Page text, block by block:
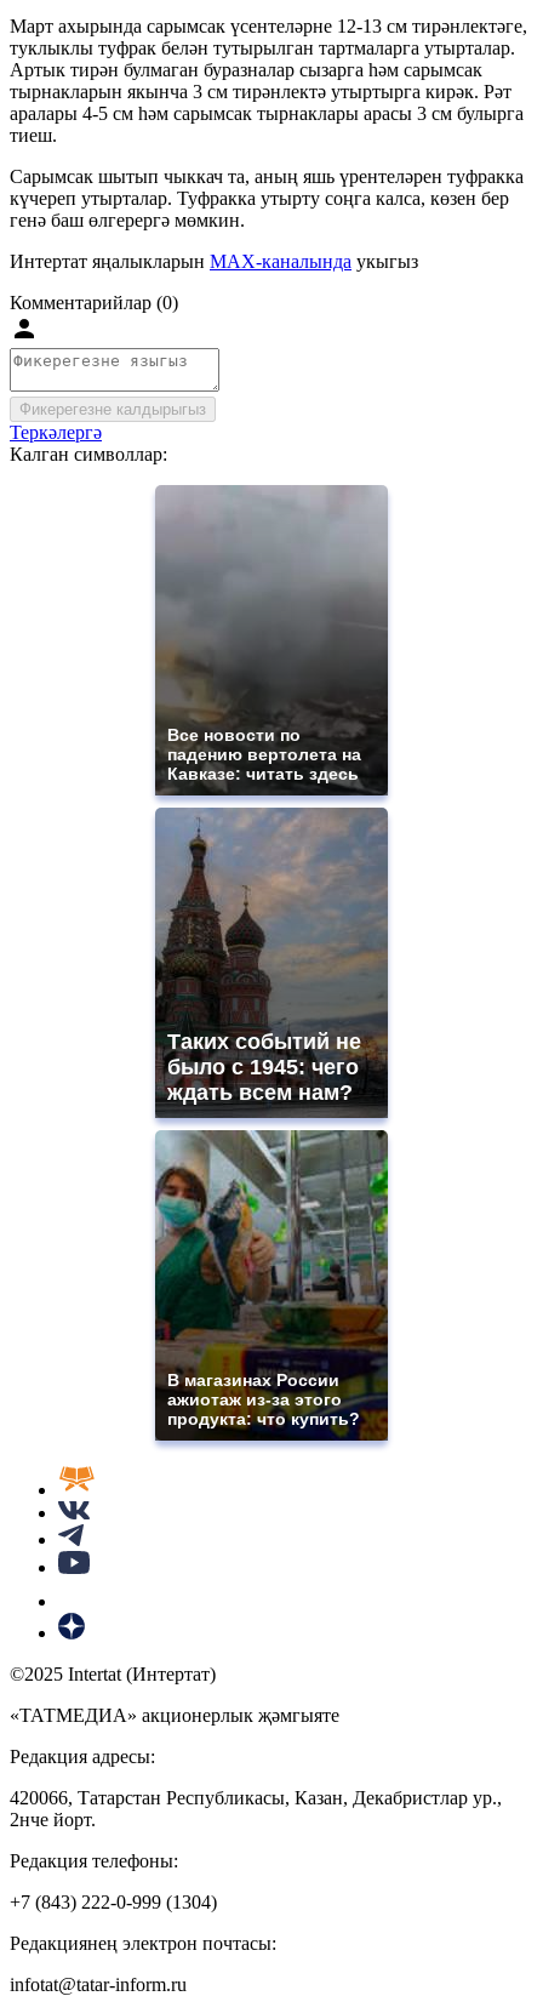
Март ахырында сарымсак үсентеләрне 12-13 см тирәнлектәге,
туклыклы туфрак белән тутырылган тартмаларга утырталар.
Артык тирән булмаган буразналар сызарга һәм сарымсак
тырнакларын якынча 3 см тирәнлектә утыртырга кирәк. Рәт
аралары 4-5 см һәм сарымсак тырнаклары арасы 3 см булырга
тиеш.
Сарымсак шытып чыккач та, аның яшь үрентеләрен туфракка
күчереп утырталар. Туфракка утырту соңга калса, көзен бер
генә баш өлгерергә мөмкин.
Интертат яңалыкларын MAX-каналында укыгыз
Комментарийлар (0)
Фикерегезне калдырыгыз
Теркәлергә
Калган символлар:
Все новости по
падению вертолета на
Кавказе: читать здесь
Таких событий не
было с 1945: чего
ждать всем нам?
В магазинах России
ажиотаж из-за этого
продукта: что купить?
©2025 Intertat (Интертат)
«ТАТМЕДИА» акционерлык җәмгыяте
Редакция адресы:
420066, Татарстан Республикасы, Казан, Декабристлар ур.,
2нче йорт.
Редакция телефоны:
+7 (843) 222-0-999 (1304)
Редакциянең электрон почтасы:
infotat@tatar-inform.ru